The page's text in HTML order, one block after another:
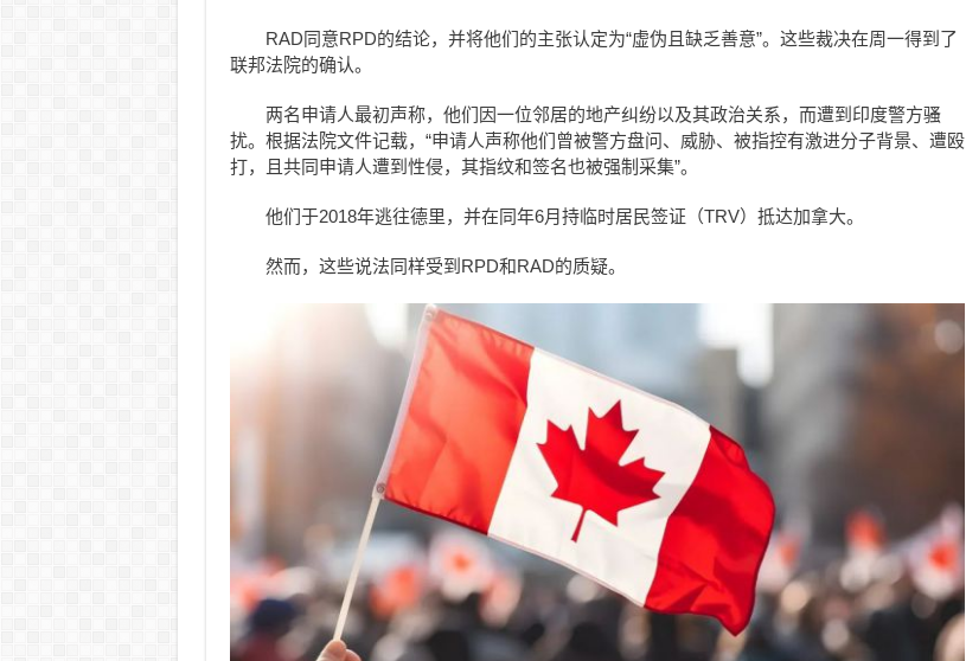
RAD同意RPD的结论，并将他们的主张认定为“虚伪且缺乏善意”。这些裁决在周一得到了
联邦法院的确认。
两名申请人最初声称，他们因一位邻居的地产纠纷以及其政治关系，而遭到印度警方骚
扰。根据法院文件记载，“申请人声称他们曾被警方盘问、威胁、被指控有激进分子背景、遭殴
打，且共同申请人遭到性侵，其指纹和签名也被强制采集”。
他们于2018年逃往德里，并在同年6月持临时居民签证（TRV）抵达加拿大。
然而，这些说法同样受到RPD和RAD的质疑。